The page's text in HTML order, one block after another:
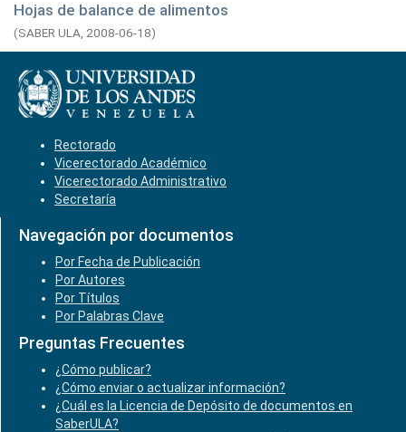
Hojas de balance de alimentos
(SABER ULA, 2008-06-18)
Rectorado
Vicerectorado Académico
Vicerectorado Administrativo
Secretaría
Navegación por documentos
Por Fecha de Publicación
Por Autores
Por Títulos
Por Palabras Clave
Preguntas Frecuentes
¿Cómo publicar?
¿Cómo enviar o actualizar información?
¿Cuál es la Licencia de Depósito de documentos en
SaberULA?